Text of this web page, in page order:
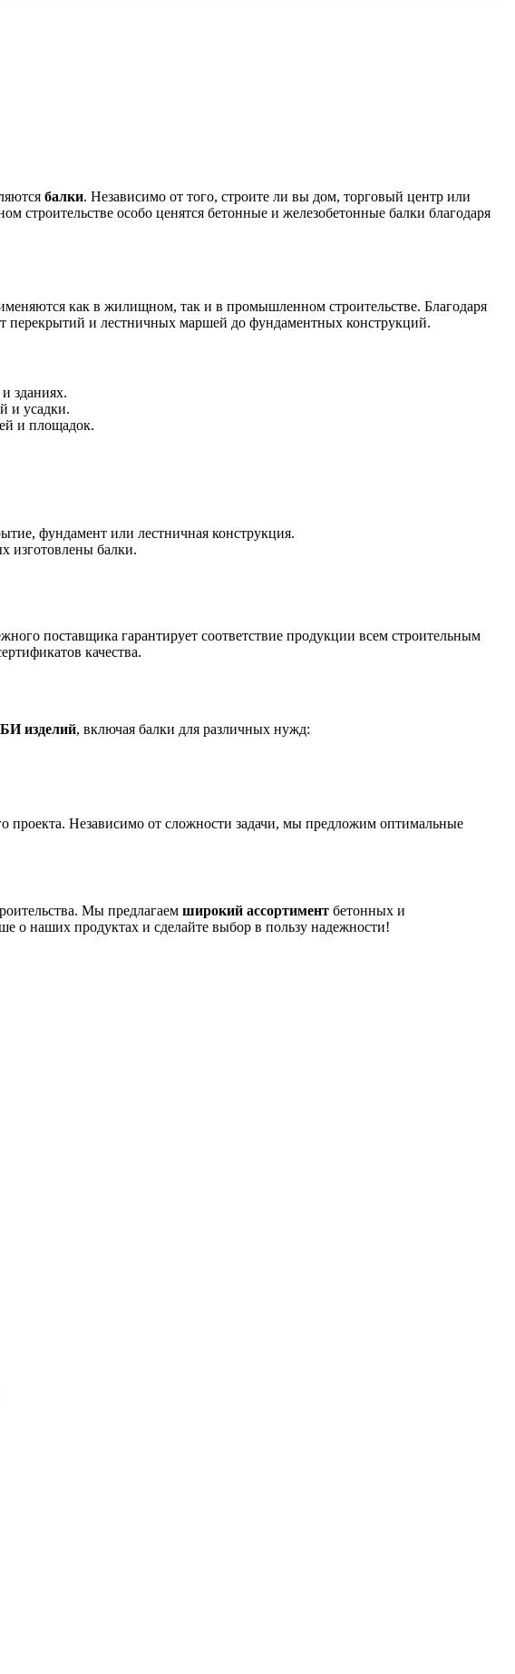
балки. Независимо от того, строите ли вы дом, торговый центр или
особо ценятся бетонные и железобетонные балки благодаря
как в жилищном, так и в промышленном строительстве. Благодаря
перекрытий и лестничных маршей до фундаментных конструкций.
зданиях.
и усадки.
и площадок.
фундамент или лестничная конструкция.
изготовлены балки.
поставщика гарантирует соответствие продукции всем строительным
качества.
изделий, включая балки для различных нужд:
проекта. Независимо от сложности задачи, мы предложим оптимальные
Мы предлагаем широкий ассортимент бетонных и
о наших продуктах и сделайте выбор в пользу надежности!